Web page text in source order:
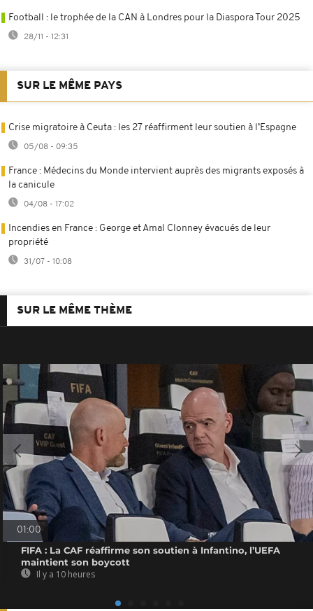
Football : le trophée de la CAN à Londres pour la Diaspora Tour 2025
28/11 - 12:31
SUR LE MÊME PAYS
Crise migratoire à Ceuta : les 27 réaffirment leur soutien à l’Espagne
05/08 - 09:35
France : Médecins du Monde intervient auprès des migrants exposés à
la canicule
04/08 - 17:02
Incendies en France : George et Amal Clonney évacués de leur
propriété
31/07 - 10:08
SUR LE MÊME THÈME
01:00
FIFA : La CAF réaffirme son soutien à Infantino, l’UEFA
maintient son boycott
Il y a 10 heures